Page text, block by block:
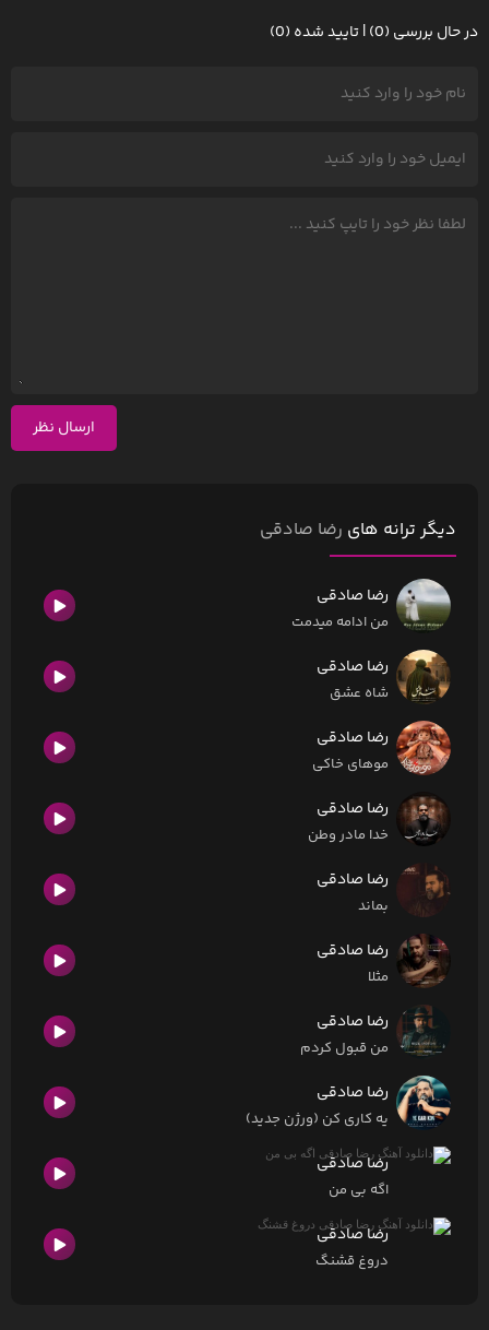
در حال بررسی (0) | تایید شده (0)
ارسال نظر
دیگر ترانه های رضا صادقی
رضا صادقی
من ادامه میدمت
رضا صادقی
شاه عشق
رضا صادقی
موهای خاکی
رضا صادقی
خدا مادر وطن
رضا صادقی
بماند
رضا صادقی
مثلا
رضا صادقی
من قبول کردم
رضا صادقی
یه کاری کن (ورژن جدید)
رضا صادقی
اگه بی من
رضا صادقی
دروغ قشنگ